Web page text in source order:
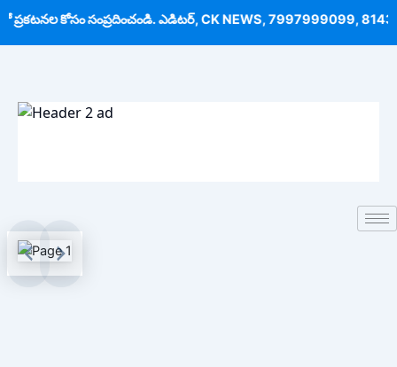
Skip
కోసం సంప్రదించండి. ఎడిటర్, CK NEWS,7997999099,